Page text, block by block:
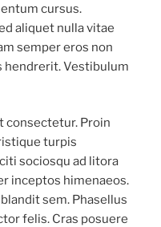
cursus.
aliquet nulla vitae
semper eros non
hendrerit. Vestibulum
consectetur. Proin
turpis
sociosqu ad litora
inceptos himenaeos.
sem. Phasellus
felis. Cras posuere